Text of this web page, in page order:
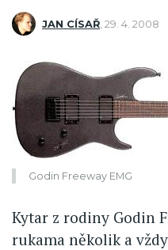
JAN CÍSAŘ 29. 4. 2008
Godin Freeway EMG
Kytar z rodiny Godin
rukama několik a